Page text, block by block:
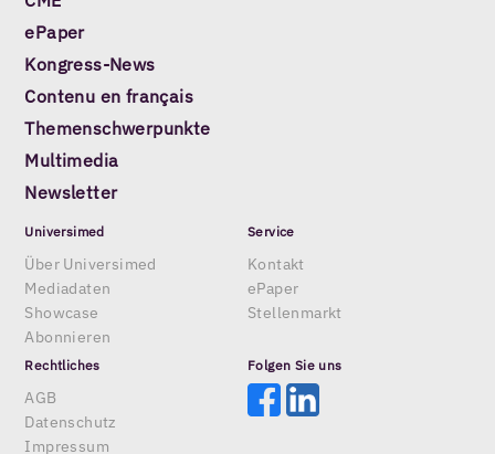
ePaper
Kongress-News
Contenu en français
Themenschwerpunkte
Multimedia
Newsletter
Universimed
Über Universimed
Mediadaten
Showcase
Abonnieren
Service
Kontakt
ePaper
Stellenmarkt
Rechtliches
AGB
Datenschutz
Impressum
Folgen Sie uns